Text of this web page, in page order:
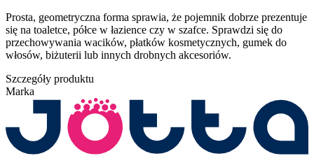
Prosta, geometryczna forma sprawia, że pojemnik dobrze prezentuje
się na toaletce, półce w łazience czy w szafce. Sprawdzi się do
przechowywania wacików, płatków kosmetycznych, gumek do
włosów, biżuterii lub innych drobnych akcesoriów.
Szczegóły produktu
Marka